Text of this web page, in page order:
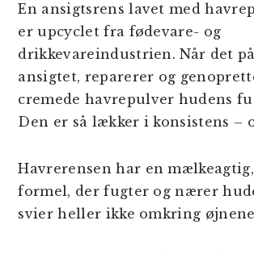
En ansigtsrens lavet med
er upcyclet fra fødevare- og
drikkevareindustrien. Når det
ansigtet, reparerer og
cremede havrepulver hudens
Den er så lækker i konsistens –
Havrerensen har en
formel, der fugter og nærer
svier heller ikke omkring